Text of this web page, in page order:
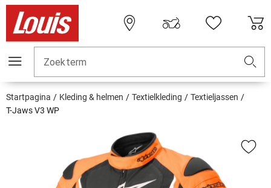
Zoekterm
Startpagina Kleding & helmen Textielkleding
Textieljassen
T-Jaws V3 WP